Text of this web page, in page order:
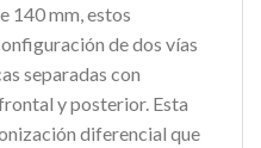
140 mm, estos
de dos vías
separadas con
y posterior. Esta
diferencial que